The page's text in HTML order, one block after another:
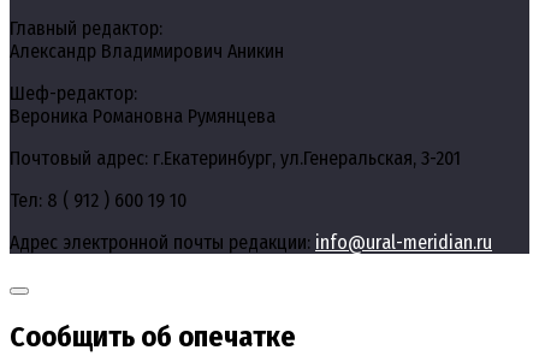
Главный редактор:
Александр Владимирович Аникин
Шеф-редактор:
Вероника Романовна Румянцева
Почтовый адрес: г.Екатеринбург, ул.Генеральская, 3-201
Тел: 8 ( 912 ) 600 19 10
Адрес электронной почты редакции: info@ural-meridian.ru
Сообщить об опечатке